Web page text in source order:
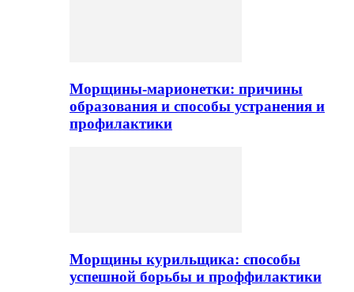
Морщины-марионетки: причины
образования и способы устранения и
профилактики
Морщины курильщика: способы
успешной борьбы и проффилактики